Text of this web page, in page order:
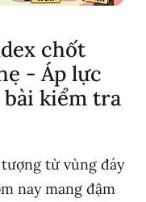
chốt
- Áp lực
bài kiểm tra
từ vùng đáy
nay mang đậm